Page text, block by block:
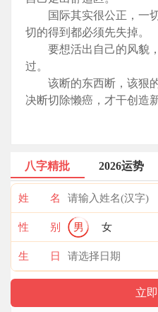
国际其实很公正，一切
切的得到都必须先失掉。
要想活出自己的风貌，
过。
该断的东西断，该狠的
决断切除懒癌，才干创造
八字精批 2026运势
姓 名
性 别 男 女
生 日